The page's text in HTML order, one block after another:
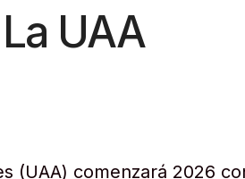
UAA
(UAA) comenzará 2026